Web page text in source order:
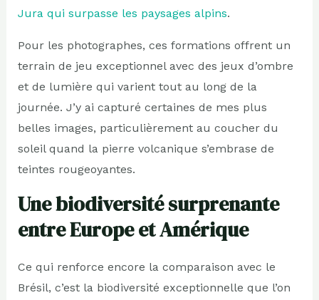
Jura qui surpasse les paysages alpins.
Pour les photographes, ces formations offrent un
terrain de jeu exceptionnel avec des jeux d’ombre
et de lumière qui varient tout au long de la
journée. J’y ai capturé certaines de mes plus
belles images, particulièrement au coucher du
soleil quand la pierre volcanique s’embrase de
teintes rougeoyantes.
Une biodiversité surprenante
entre Europe et Amérique
Ce qui renforce encore la comparaison avec le
Brésil, c’est la biodiversité exceptionnelle que l’on